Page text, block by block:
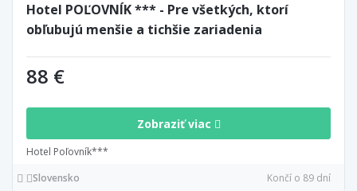
Hotel POĽOVNÍK *** - Pre všetkých, ktorí
obľubujú menšie a tichšie zariadenia
88 €
Zobraziť viac
Hotel Poľovník***
Slovensko
Končí o 89 dní